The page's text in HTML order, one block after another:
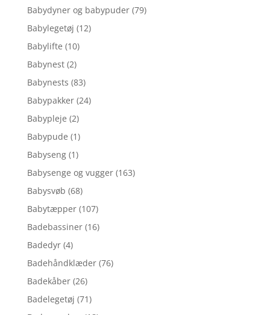
Babydyner og babypuder (79)
Babylegetøj (12)
Babylifte (10)
Babynest (2)
Babynests (83)
Babypakker (24)
Babypleje (2)
Babypude (1)
Babyseng (1)
Babysenge og vugger (163)
Babysvøb (68)
Babytæpper (107)
Badebassiner (16)
Badedyr (4)
Badehåndklæder (76)
Badekåber (26)
Badelegetøj (71)